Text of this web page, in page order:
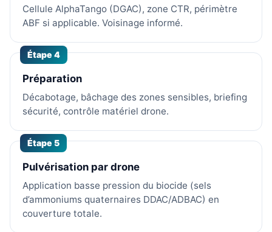
Cellule AlphaTango (DGAC), zone CTR, périmètre
ABF si applicable. Voisinage informé.
Étape 4
Préparation
Décabotage, bâchage des zones sensibles, briefing
sécurité, contrôle matériel drone.
Étape 5
Pulvérisation par drone
Application basse pression du biocide (sels
d’ammoniums quaternaires DDAC/ADBAC) en
couverture totale.